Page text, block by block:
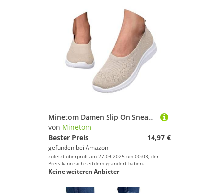
Minetom Damen Slip On Sneaker Leichte Atmungsaktiv Sportschuhe Turnschuhe Bequem Freizeitschuhe Walking Schuhe Outdoor Fitness A Beige 39 EU
von Minetom
Bester Preis
14,97 €
gefunden bei Amazon
zuletzt überprüft am 27.09.2025 um 00:03; der
Preis kann sich seitdem geändert haben.
Keine weiteren Anbieter